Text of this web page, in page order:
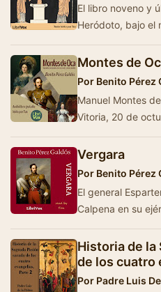
El libro noveno y
Heródoto, bajo el
Montes de
Por Benito Pérez
Manuel Montes
Vitoria, 20 de
durante…
Vergara
Por Benito Pérez
El general
Calpena en su
Historia de la
de los cuatro
Por Padre Luis